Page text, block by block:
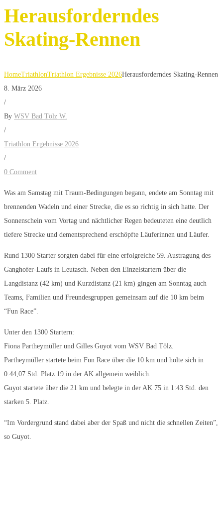
Herausforderndes
Skating-Rennen
HomeTriathlonTriathlon Ergebnisse 2026Herausforderndes Skating-Rennen
8. März 2026
/
By WSV Bad Tölz W.
/
Triathlon Ergebnisse 2026
/
0 Comment
Was am Samstag mit Traum-Bedingungen begann, endete am Sonntag mit
brennenden Wadeln und einer Strecke, die es so richtig in sich hatte. Der
Sonnenschein vom Vortag und nächtlicher Regen bedeuteten eine deutlich
tiefere Strecke und dementsprechend erschöpfte Läuferinnen und Läufer.
Rund 1300 Starter sorgten dabei für eine erfolgreiche 59. Austragung des
Ganghofer-Laufs in Leutasch. Neben den Einzelstartern über die
Langdistanz (42 km) und Kurzdistanz (21 km) gingen am Sonntag auch
Teams, Familien und Freundesgruppen gemeinsam auf die 10 km beim
“Fun Race”.
Unter den 1300 Startern:
Fiona Partheymüller und Gilles Guyot vom WSV Bad Tölz.
Partheymüller startete beim Fun Race über die 10 km und holte sich in
0:44,07 Std. Platz 19 in der AK allgemein weiblich.
Guyot startete über die 21 km und belegte in der AK 75 in 1:43 Std. den
starken 5. Platz.
“Im Vordergrund stand dabei aber der Spaß und nicht die schnellen Zeiten”,
so Guyot.